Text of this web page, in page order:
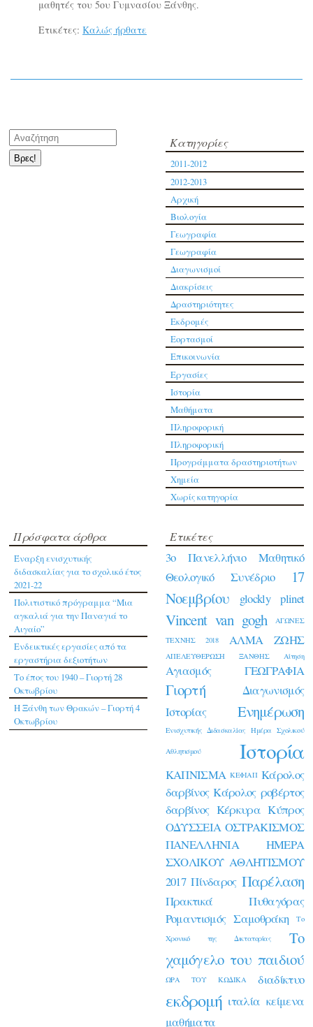
μαθητές του 5ου Γυμνασίου Ξάνθης.
Ετικέτες: Καλώς ήρθατε
Kατηγορίες
2011-2012
2012-2013
Αρχική
Βιολογία
Γεωγραφία
Γεωγραφία
Διαγωνισμοί
Διακρίσεις
Δραστηριότητες
Εκδρομές
Εορτασμοί
Επικοινωνία
Εργασίες
Ιστορία
Μαθήματα
Πληροφορική
Πληροφορική
Προγράμματα δραστηριοτήτων
Χημεία
Χωρίς κατηγορία
Πρόσφατα άρθρα
Έναρξη ενισχυτικής
διδασκαλίας για το σχολικό έτος
2021-22
Πολιτιστικό πρόγραμμα “Μια
αγκαλιά για την Παναγιά το
Αιγαίο”
Ενδεικτικές εργασίες από τα
εργαστήρια δεξιοτήτων
Το έπος του 1940 – Γιορτή 28
Οκτωβρίου
Η Ξάνθη των Θρακών – Γιορτή 4
Οκτωβρίου
Ετικέτες
3ο Πανελλήνιο Μαθητικό
Θεολογικό Συνέδριο
17
Νοεμβρίου
glockly plinet
Vincent van gogh
ΑΓΩΝΕΣ
ΤΕΧΝΗΣ 2018
ΑΛΜΑ ΖΩΗΣ
ΑΠΕΛΕΥΘΕΡΩΣΗ ΞΑΝΘΗΣ Αίτηση
Αγιασμός ΓΕΩΓΡΑΦΙΑ
Γιορτή
Διαγωνισμός
Ιστορίας
Ενημέρωση
Ενισχυτικής Διδασκαλίας Ημέρα Σχολικού
Αθλητισμού Ιστορία
ΚΑΠΝΙΣΜΑ ΚΕΦΙΑΠ Κάρολος
δαρβίνος Κάρολος ροβέρτος
δαρβίνος Κέρκυρα Κύπρος
ΟΔΥΣΣΕΙΑ ΟΣΤΡΑΚΙΣΜΟΣ
ΠΑΝΕΛΛΗΝΙΑ ΗΜΕΡΑ
ΣΧΟΛΙΚΟΥ ΑΘΛΗΤΙΣΜΟΥ
2017 Πίνδαρος Παρέλαση
Πρακτικά
Πυθαγόρας
Ρομαντισμός Σαμοθράκη
Το
Χρονικό της Δικτατορίας
Το
χαμόγελο του παιδιού
ΩΡΑ ΤΟΥ ΚΩΔΙΚΑ διαδίκτυο
εκδρομή ιταλία κείμενα
μαθήματα